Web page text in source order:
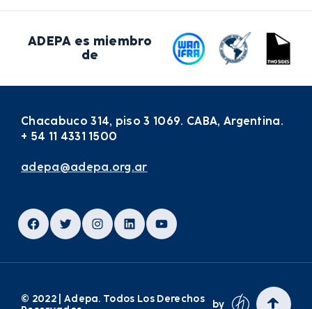
ADEPA es miembro
de
Chacabuco 314, piso 3 1069. CABA, Argentina.
+ 54 11 4331 1500
adepa@adepa.org.ar
Facebook
TwitterInstagram
LinkedInYouTube
© 2022 | Adepa. Todos Los Derechos
by